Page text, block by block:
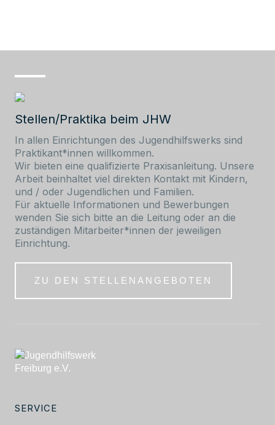
Stellen/Praktika beim JHW
In allen Einrichtungen des Jugendhilfswerks sind
Praktikant*innen willkommen.
Wir bieten eine qualifizierte Praxisanleitung. Unsere
Arbeit beinhaltet viel direkten Kontakt mit Kindern,
und / oder Jugendlichen und Familien.
Für aktuelle Informationen und Bewerbungen
wenden Sie sich bitte an die Leitung oder an die
zuständigen Mitarbeiter*innen der jeweiligen
Einrichtung.
ZU DEN STELLENANGEBOTEN
SERVICE